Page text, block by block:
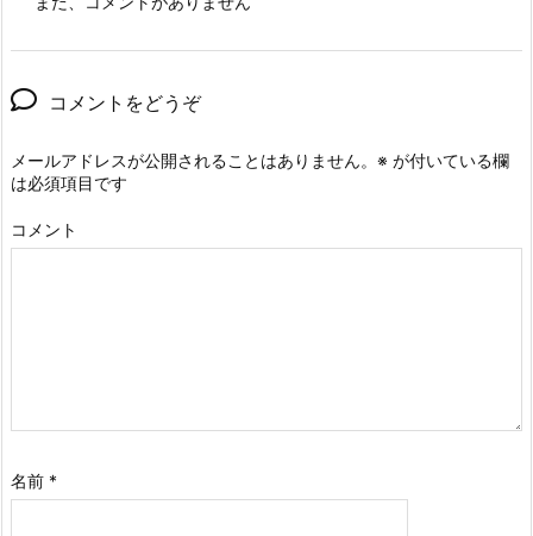
コメントをどうぞ
メールアドレスが公開されることはありません。 ※ が付いている欄
は必須項目です
コメント
名前 *